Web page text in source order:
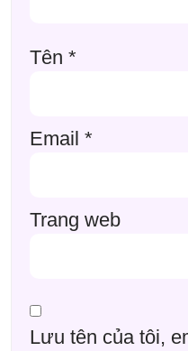
Tên *
Email *
Trang web
Lưu tên của tôi,